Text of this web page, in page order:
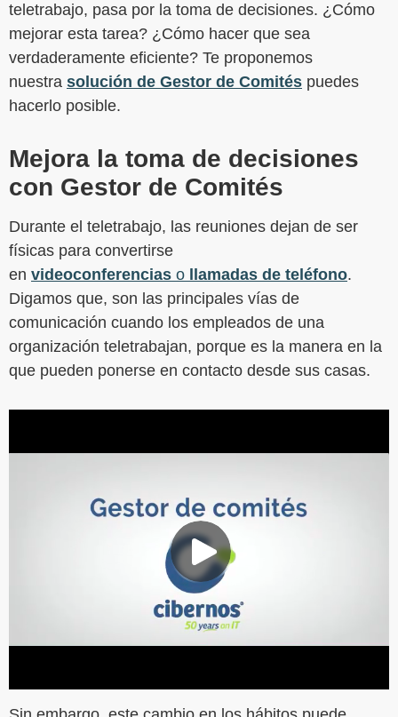
teletrabajo, pasa por la toma de decisiones. ¿Cómo
mejorar esta tarea? ¿Cómo hacer que sea
verdaderamente eficiente? Te proponemos
nuestra solución de Gestor de Comités puedes
hacerlo posible.
Mejora la toma de decisiones
con Gestor de Comités
Durante el teletrabajo, las reuniones dejan de ser
físicas para convertirse
en videoconferencias o llamadas de teléfono.
Digamos que, son las principales vías de
comunicación cuando los empleados de una
organización teletrabajan, porque es la manera en la
que pueden ponerse en contacto desde sus casas.